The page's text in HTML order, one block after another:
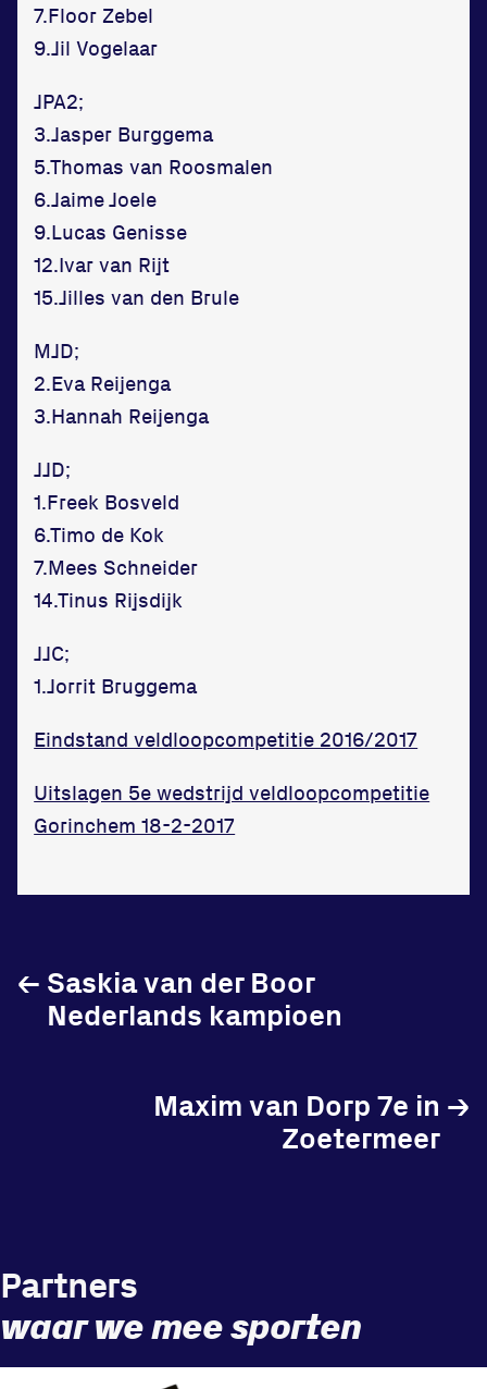
7.Floor Zebel
9.Jil Vogelaar
JPA2;
3.Jasper Burggema
5.Thomas van Roosmalen
6.Jaime Joele
9.Lucas Genisse
12.Ivar van Rijt
15.Jilles van den Brule
MJD;
2.Eva Reijenga
3.Hannah Reijenga
JJD;
1.Freek Bosveld
6.Timo de Kok
7.Mees Schneider
14.Tinus Rijsdijk
JJC;
1.Jorrit Bruggema
Eindstand veldloopcompetitie 2016/2017
Uitslagen 5e wedstrijd veldloopcompetitie
Gorinchem 18-2-2017
Saskia van der Boor
Nederlands kampioen
←
Maxim van Dorp 7e in
Zoetermeer
→
Partners
waar we mee sporten